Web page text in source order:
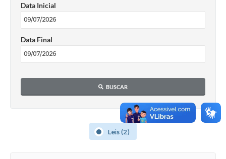
Conselho Tutelar.
Carta de Serviços
Obras
Data Inicial
Data Final
BUSCAR
Leis (2)